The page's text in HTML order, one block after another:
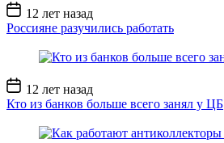
Дата
записи
12 лет назад
Россияне разучились работать
Дата
записи
12 лет назад
Кто из банков больше всего занял у ЦБ